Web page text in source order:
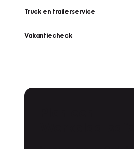
Truck en trailerservice
Vakantiecheck